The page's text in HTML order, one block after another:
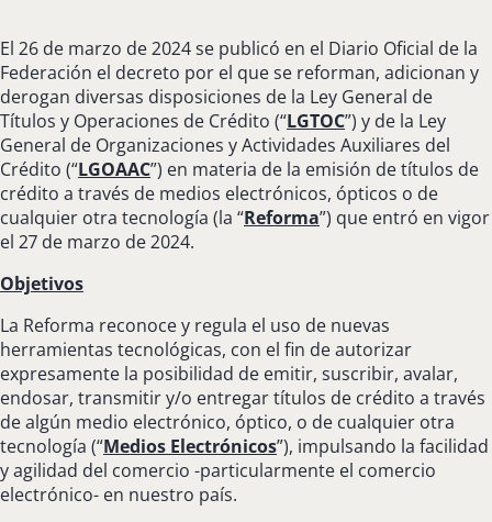
El 26 de marzo de 2024 se publicó en el Diario Oficial de la
Federación el decreto por el que se reforman, adicionan y
derogan diversas disposiciones de la Ley General de
Títulos y Operaciones de Crédito (“LGTOC”) y de la Ley
General de Organizaciones y Actividades Auxiliares del
Crédito (“LGOAAC”) en materia de la emisión de títulos de
crédito a través de medios electrónicos, ópticos o de
cualquier otra tecnología (la “Reforma”) que entró en vigor
el 27 de marzo de 2024.
Objetivos
La Reforma reconoce y regula el uso de nuevas
herramientas tecnológicas, con el fin de autorizar
expresamente la posibilidad de emitir, suscribir, avalar,
endosar, transmitir y/o entregar títulos de crédito a través
de algún medio electrónico, óptico, o de cualquier otra
tecnología (“Medios Electrónicos”), impulsando la facilidad
y agilidad del comercio -particularmente el comercio
electrónico- en nuestro país.